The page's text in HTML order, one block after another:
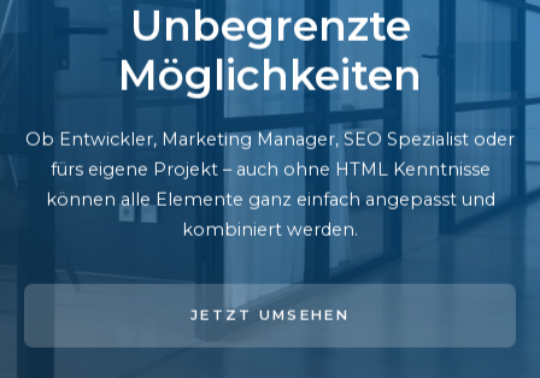
Unbegrenzte
Möglichkeiten
Ob Entwickler, Marketing Manager, SEO Spezialist oder
fürs eigene Projekt – auch ohne HTML Kenntnisse
können alle Elemente ganz einfach angepasst und
kombiniert werden.
JETZT UMSEHEN